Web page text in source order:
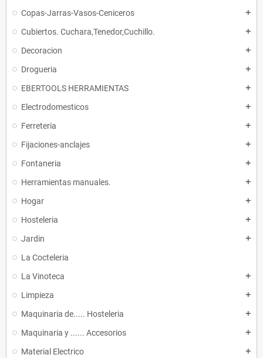
Copas-Jarras-Vasos-Ceniceros add
Cubiertos. Cuchara,Tenedor,Cuchillo. add
Decoracion add
Drogueria add
EBERTOOLS HERRAMIENTAS add
Electrodomesticos add
Ferreteria add
Fijaciones-anclajes add
Fontaneria add
Herramientas manuales. add
Hogar add
Hosteleria add
Jardin add
La Cocteleria
La Vinoteca
add
Limpieza add
Maquinaria de..... Hosteleria add
Maquinaria y ...... Accesorios add
Material Electrico add